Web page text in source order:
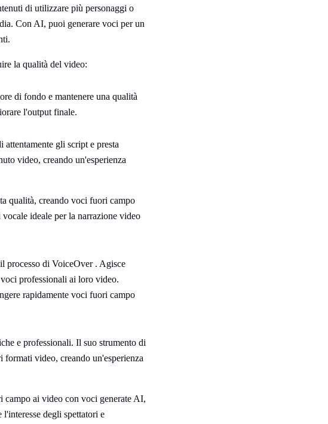
di utilizzare più personaggi o
Con AI, puoi generare voci per un
la qualità del video:
di fondo e mantenere una qualità
l'output finale.
gli script e presta
video, creando un'esperienza
qualità, creando voci fuori campo
ideale per la narrazione video
processo di VoiceOver . Agisce
professionali ai loro video.
rapidamente voci fuori campo
e professionali. Il suo strumento di
video, creando un'esperienza
ai video con voci generate AI,
degli spettatori e